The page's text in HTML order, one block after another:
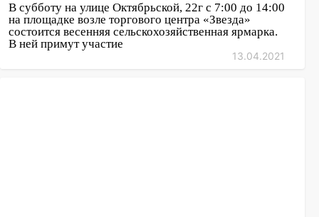
В субботу на улице Октябрьской, 22г с 7:00 до 14:00
на площадке возле торгового центра «Звезда»
состоится весенняя сельскохозяйственная ярмарка.
В ней примут участие
13.04.2021